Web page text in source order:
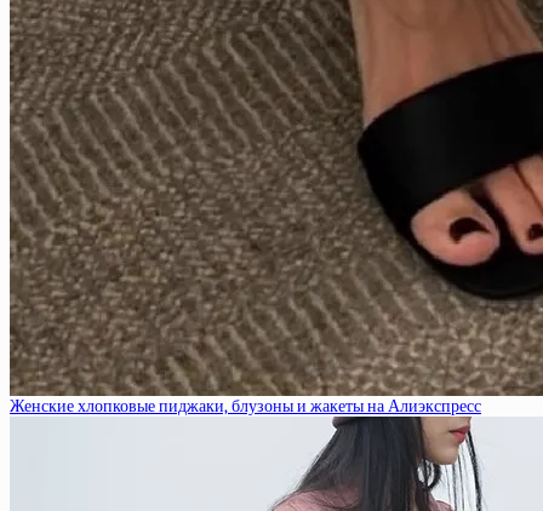
Женские хлопковые пиджаки, блузоны и жакеты на Алиэкспресс